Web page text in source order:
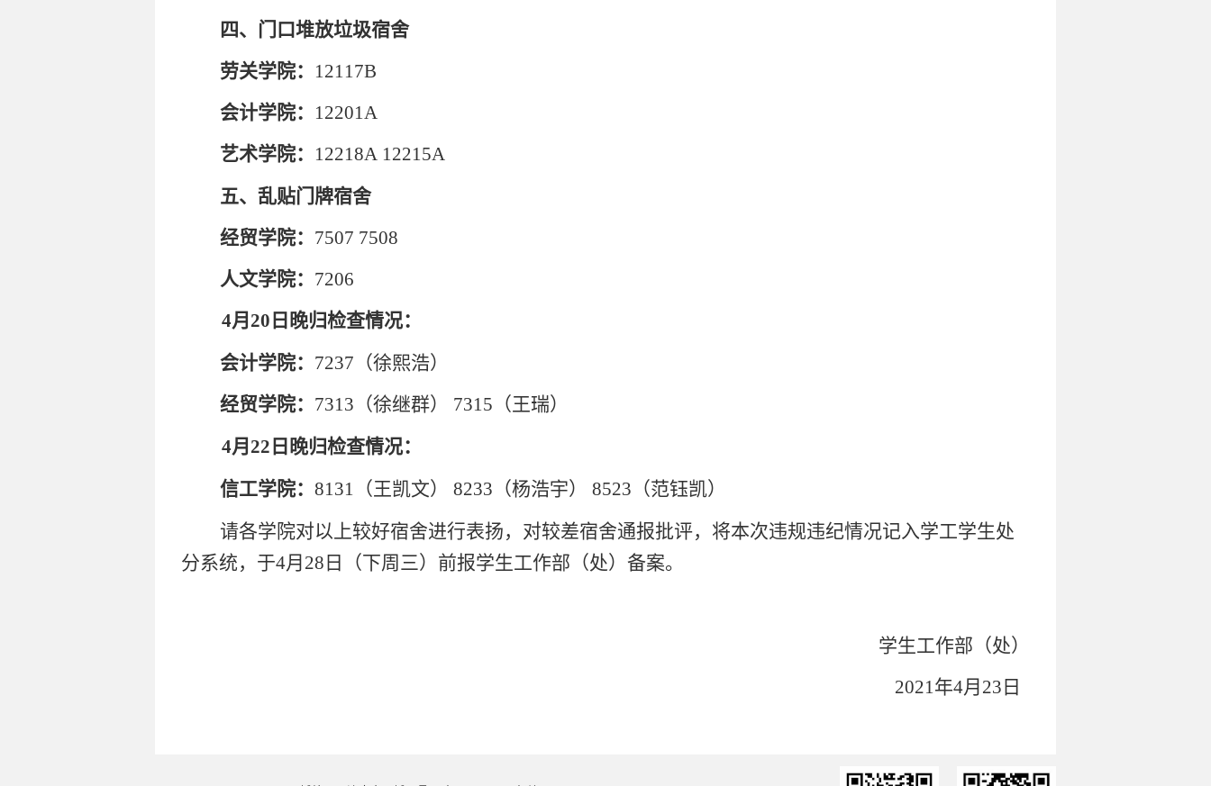
四、门口堆放垃圾宿舍
劳关学院： 12117B
会计学院： 12201A
艺术学院： 12218A 12215A
五、乱贴门牌宿舍
经贸学院： 7507 7508
人文学院： 7206
4月20日晚归检查情况：
会计学院： 7237（徐熙浩）
经贸学院： 7313（徐继群） 7315（王瑞）
4月22日晚归检查情况：
信工学院： 8131（王凯文） 8233（杨浩宇）
8523（范钰凯）
请各学院对以上较好宿舍进行表扬，对较差宿舍通报批评，将本次违规违纪情况记入学工学生处
分系统，于4月28日（下周三）前报学生工作部（处）备案。
学生工作部（处）
2021年4月23日